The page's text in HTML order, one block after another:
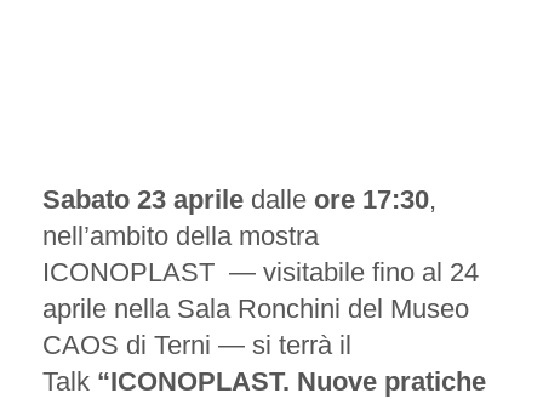
Sabato 23 aprile dalle ore 17:30,
nell’ambito della mostra
ICONOPLAST — visitabile fino al 24
aprile nella Sala Ronchini del Museo
CAOS di Terni — si terrà il
Talk “ICONOPLAST. Nuove pratiche